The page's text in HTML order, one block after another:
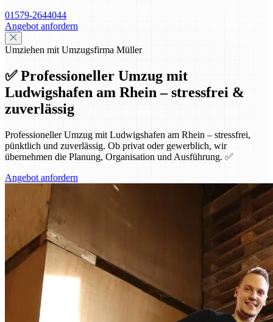
01579-2644044
Angebot anfordern
Umziehen mit Umzugsfirma Müller
✅ Professioneller Umzug mit
Ludwigshafen am Rhein – stressfrei &
zuverlässig
Professioneller Umzug mit Ludwigshafen am Rhein – stressfrei,
pünktlich und zuverlässig. Ob privat oder gewerblich, wir
übernehmen die Planung, Organisation und Ausführung. ✅
Angebot anfordern